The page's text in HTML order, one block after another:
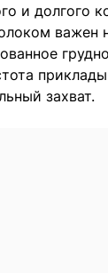
и долгого
важен
захват.